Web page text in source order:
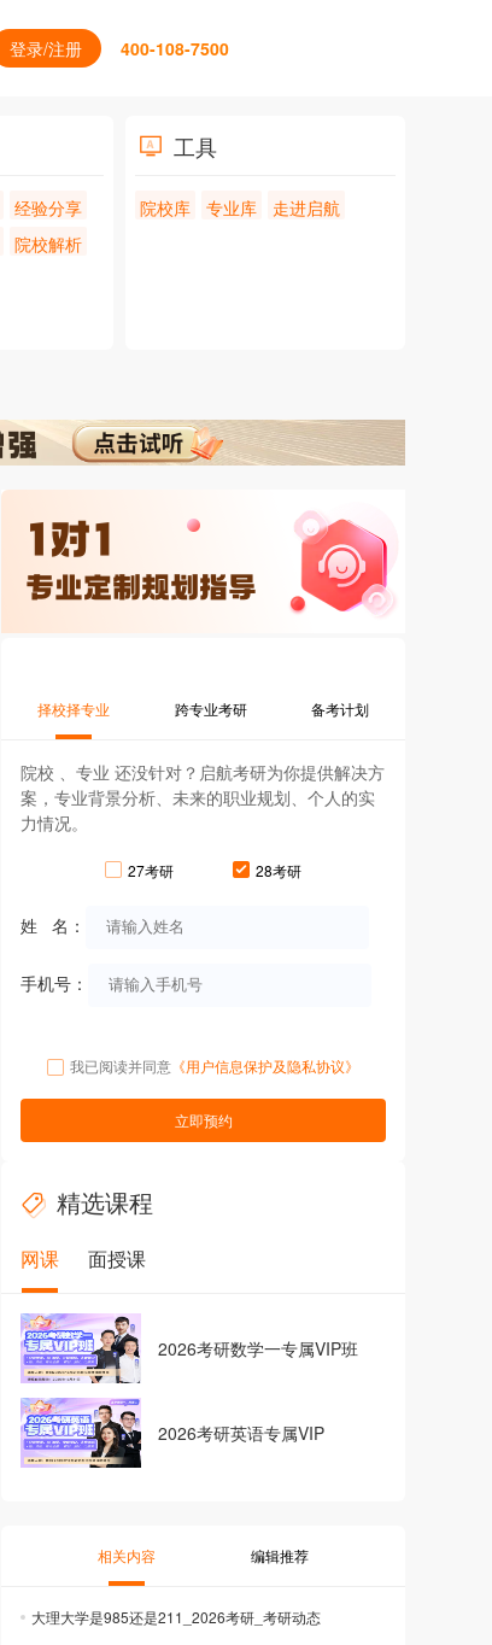
登录/注册 400-108-7500
经验分享
院校解析
工具
院校库 专业库 走进启航
择校择专业 跨专业考研 备考计划
院校 、专业 还没针对？启航考研为你提供解决方
案，专业背景分析、未来的职业规划、个人的实
力情况。
27考研 28考研
姓 名：
手机号：
我已阅读并同意 《用户信息保护及隐私协议》
立即预约
精选课程
网课 面授课
2026考研数学一专属VIP班
2026考研英语专属VIP
相关内容 编辑推荐
大理大学是985还是211_2026考研_考研动态